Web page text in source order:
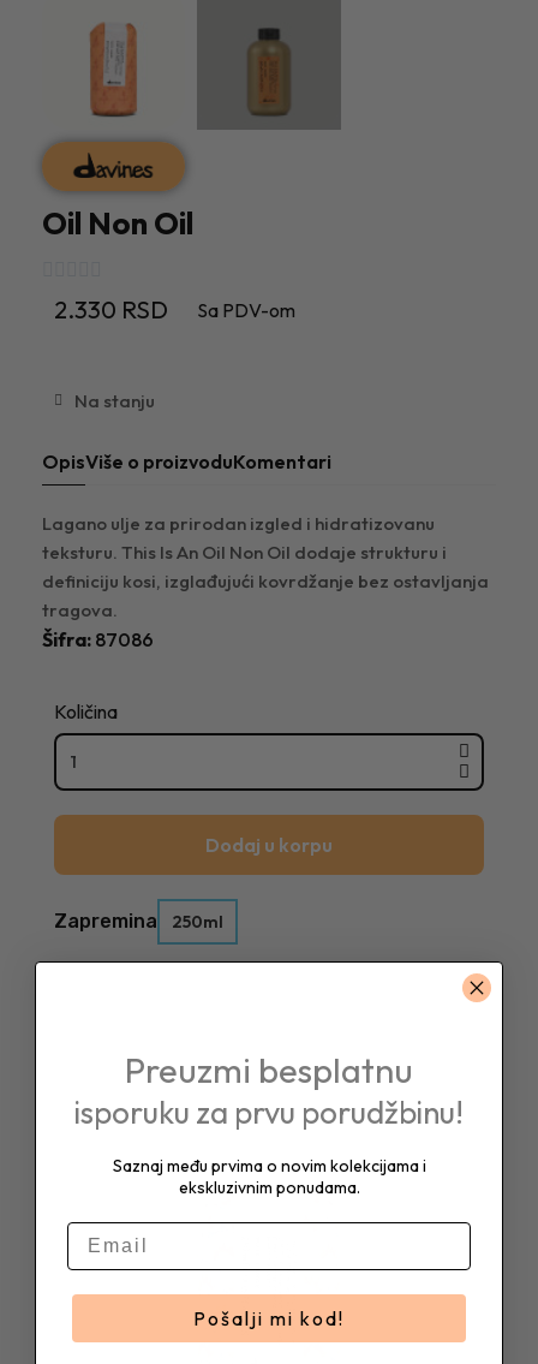
Oil Non Oil
2.330 RSD Sa PDV-om
Na stanju
OpisViše o proizvoduKomentari
Lagano ulje za prirodan izgled i hidratizovanu
teksturu. This Is An Oil Non Oil dodaje strukturu i
definiciju kosi, izglađujući kovrdžanje bez ostavljanja
tragova.
Šifra 87086
Količina
Dodaj u korpu
Zapremina 250ml
Preuzmi besplatnu
isporuku za prvu porudžbinu!
Saznaj među prvima o novim kolekcijama i
ekskluzivnim ponudama.
E-mail
Pošalji mi kod!